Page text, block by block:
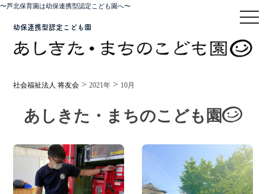
〜芦北保育園は幼保連携型認定こども園へ〜
幼保連携型認定こども園
社会福祉法人 将友会 >2021年 > 10月
あしきた・まちのこども園